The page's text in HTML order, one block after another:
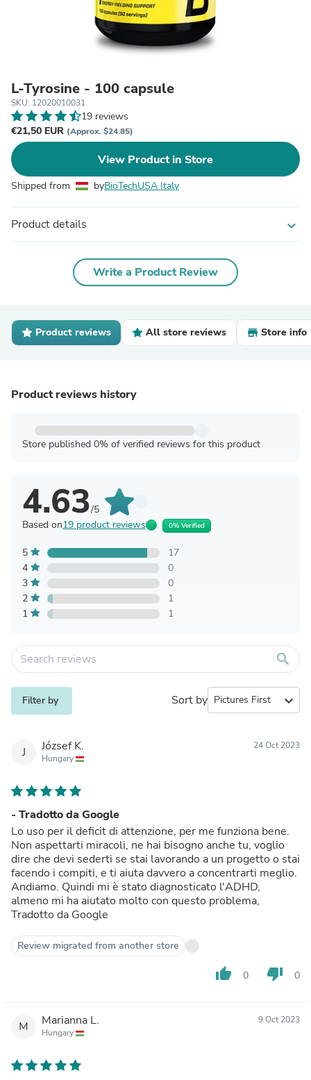
L-Tyrosine - 100 capsule
SKU: 12020010031
19 reviews
€21,50 EUR (Approx. $24.85)
View Product in Store
Shipped from byBioTechUSA Italy
Product details expand_more
Write a Product Review
Product reviews All store reviews Store info
Product reviews history
Store published 0% of verified reviews for this product
4.63/5
Based on19 product reviews 0% Verified
5
17
4
0
3
0
2
1
1
1
search
Filter by Sort by expand_more
J József K.
Hungary
24 Oct 2023
- Tradotto da Google
Lo uso per il deficit di attenzione, per me funziona bene.
Non aspettarti miracoli, ne hai bisogno anche tu, voglio
dire che devi sederti se stai lavorando a un progetto o stai
facendo i compiti, e ti aiuta davvero a concentrarti meglio.
Andiamo. Quindi mi è stato diagnosticato l'ADHD,
almeno mi ha aiutato molto con questo problema,
Tradotto da Google
Review migrated from another store
thumb_up 0 thumb_down 0
M Marianna L.
Hungary
9 Oct 2023